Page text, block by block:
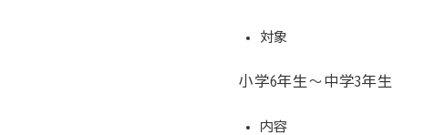
対象
小学6年生～中学3年生
内容